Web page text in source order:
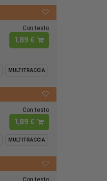
Con testo
1,89 €
MULTITRACCIA
Con testo
1,89 €
MULTITRACCIA